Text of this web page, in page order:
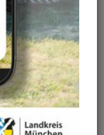
Wohnen